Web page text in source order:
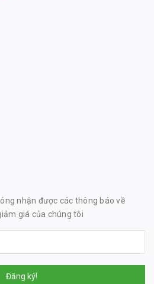
nhận được các thông báo về
giá của chúng tôi
Đăng ký!